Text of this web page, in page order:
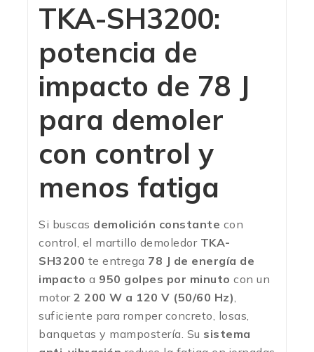
TKA-SH3200:
potencia de
impacto de 78 J
para demoler
con control y
menos fatiga
Si buscas demolición constante con
control, el martillo demoledor TKA-
SH3200 te entrega 78 J de energía de
impacto a 950 golpes por minuto con un
motor 2 200 W a 120 V (50/60 Hz),
suficiente para romper concreto, losas,
banquetas y mampostería. Su sistema